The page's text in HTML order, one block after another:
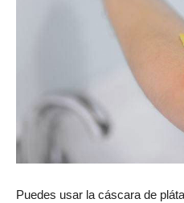
Puedes usar la cáscara de